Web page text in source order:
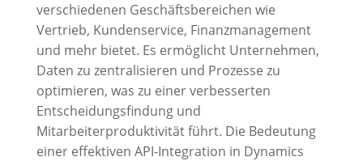
verschiedenen Geschäftsbereichen wie
Vertrieb, Kundenservice, Finanzmanagement
und mehr bietet. Es ermöglicht Unternehmen,
Daten zu zentralisieren und Prozesse zu
optimieren, was zu einer verbesserten
Entscheidungsfindung und
Mitarbeiterproduktivität führt. Die Bedeutung
einer effektiven API-Integration in Dynamics